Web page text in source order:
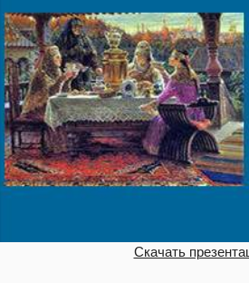
Скачать